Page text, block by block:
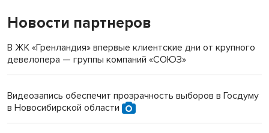
«Мы живём на пастбище!»: в новосибирском селе лошади
терроризируют жителей
Новосибирский преподаватель с женой вошли в топ-16
Новости партнеров
В ЖК «Гренландия» впервые клиентские дни от крупного
девелопера — группы компаний «СОЮЗ»
Видеозапись обеспечит прозрачность выборов в Госдуму
в Новосибирской области